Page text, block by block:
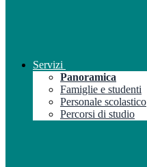
Servizi
Panoramica
Famiglie e studenti
Personale scolastico
Percorsi di studio